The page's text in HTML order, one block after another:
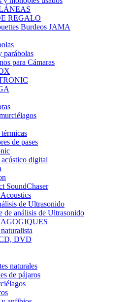
REGALO
Burdeos JAMA
parábolas
para Cámaras
térmicas
de pases
acústico digital
SoundChaser
de Ultrasonido
de análisis de Ultrasonido
DVD
naturales
de pájaros